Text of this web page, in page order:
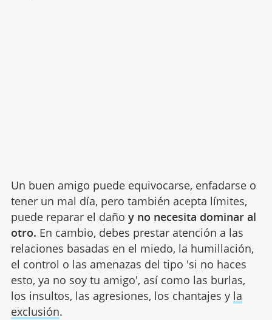
Un buen amigo puede equivocarse, enfadarse o
tener un mal día, pero también acepta límites,
puede reparar el daño y no necesita dominar al
otro. En cambio, debes prestar atención a las
relaciones basadas en el miedo, la humillación,
el control o las amenazas del tipo 'si no haces
esto, ya no soy tu amigo', así como las burlas,
los insultos, las agresiones, los chantajes y la
exclusión.